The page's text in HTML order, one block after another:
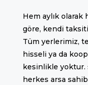
Hem aylık
göre, kendi
Tüm yerlerimiz,
hisseli ya da
kesinlikle yoktur.
herkes arsa